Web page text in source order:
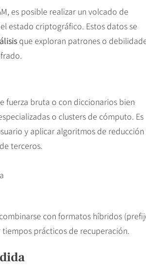
es posible realizar un volcado de
estado criptográfico. Estos datos se
que exploran patrones o
fuerza bruta o con diccionarios bien
o clusters de cómputo. Es
y aplicar algoritmos de reducción
de terceros.
con formatos híbridos
prácticos de recuperación.